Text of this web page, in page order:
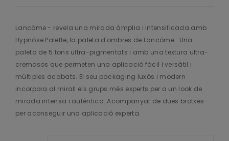
Lancôme - revela una mirada àmplia i intensificada amb
Hypnôse Palette, la paleta d'ombres de Lancôme . Una
paleta de 5 tons ultra-pigmentats i amb una textura ultra-
cremosos que permeten una aplicació fàcil i versàtil i
múltiples acabats. El seu packaging luxós i modern
incorpora al mirall els grups més experts per a un look de
mirada intensa i autèntica. Acompanyat de dues brotxes
per aconseguir una aplicació experta.